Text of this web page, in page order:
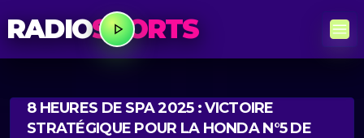
RADIOSPORTS
8 HEURES DE SPA 2025 : VICTOIRE
STRATÉGIQUE POUR LA HONDA N°5 DE